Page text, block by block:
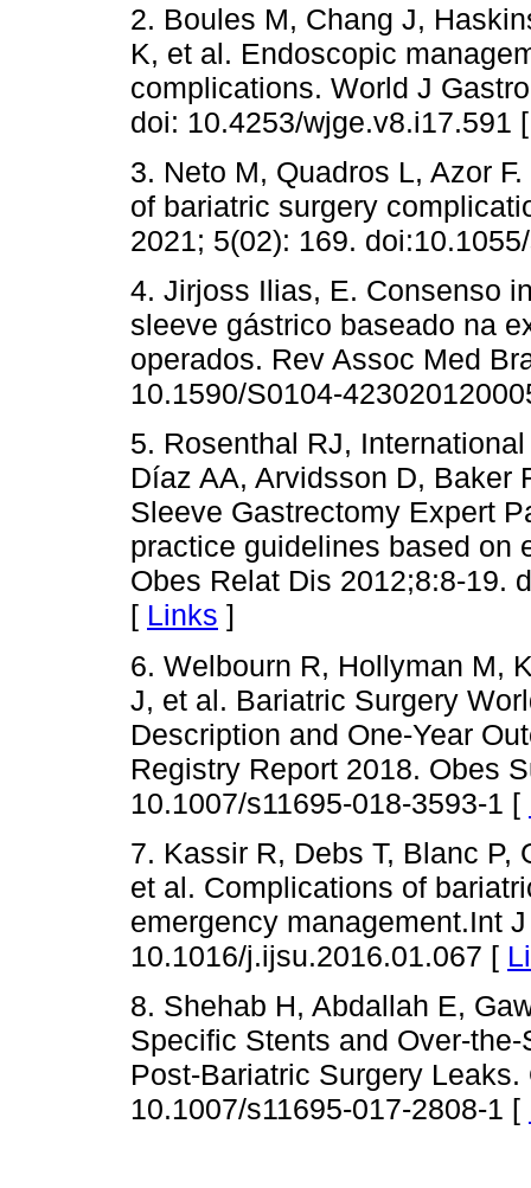
2. Boules M, Chang J,
K, et al. Endoscopic
complications. World J
doi: 10.4253/wjge.v8.i17.591
3. Neto M, Quadros L, Azor
of bariatric surgery
2021; 5(02): 169.
4. Jirjoss Ilias, E. Consenso
sleeve gástrico baseado na
operados. Rev Assoc Med
10.1590/S0104-
5. Rosenthal RJ,
Díaz AA, Arvidsson D, Baker
Sleeve Gastrectomy Expert
practice guidelines based on
Obes Relat Dis 2012;8:8-19.
[ Links ]
6. Welbourn R, Hollyman M,
J, et al. Bariatric Surgery
Description and One-Year
Registry Report 2018. Obes
10.1007/s11695-018-3593-1 [
7. Kassir R, Debs T, Blanc P,
et al. Complications of
emergency management.Int
10.1016/j.ijsu.2016.01.067 [
8. Shehab H, Abdallah E,
Specific Stents and Over-
Post-Bariatric Surgery
10.1007/s11695-017-2808-1 [